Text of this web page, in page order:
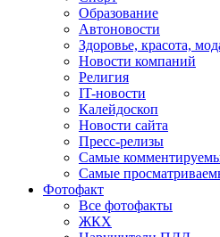
Образование
Автоновости
Здоровье, красота,
Новости компаний
Религия
IT-новости
Калейдоскоп
Новости сайта
Пресс-релизы
Самые
Самые
Фотофакт
Все фотофакты
ЖКХ